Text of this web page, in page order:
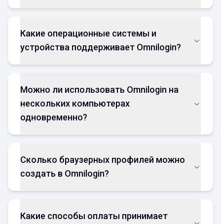
Какие операционные системы и
устройства поддерживает Omnilogin?
Можно ли использовать Omnilogin на
нескольких компьютерах
одновременно?
Сколько браузерных профилей можно
создать в Omnilogin?
Какие способы оплаты принимает